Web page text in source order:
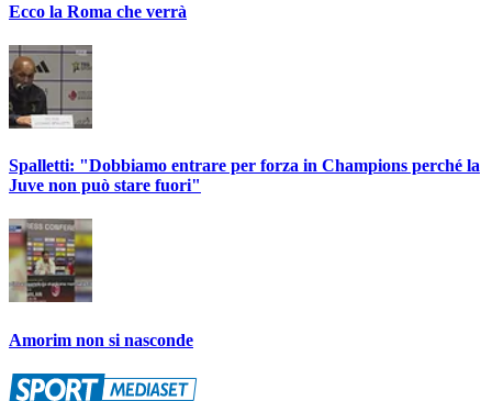
Ecco la Roma che verrà
Spalletti: "Dobbiamo entrare per forza in Champions perché la
Juve non può stare fuori"
Amorim non si nasconde